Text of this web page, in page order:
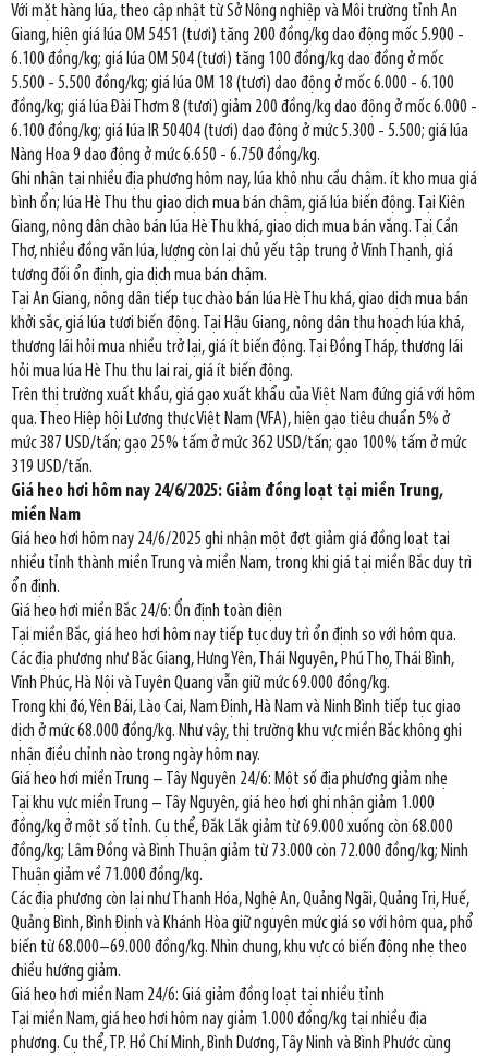
Với mặt hàng lúa, theo cập nhật từ Sở Nông nghiệp và Môi trường tỉnh An
Giang, hiện giá lúa OM 5451 (tươi) tăng 200 đồng/kg dao động mốc 5.900 -
6.100 đồng/kg; giá lúa OM 504 (tươi) tăng 100 đồng/kg dao đồng ở mốc
5.500 - 5.500 đồng/kg; giá lúa OM 18 (tươi) dao động ở mốc 6.000 - 6.100
đồng/kg; giá lúa Đài Thơm 8 (tươi) giảm 200 đồng/kg dao động ở mốc 6.000 -
6.100 đồng/kg; giá lúa IR 50404 (tươi) dao động ở mức 5.300 - 5.500; giá lúa
Nàng Hoa 9 dao động ở mức 6.650 - 6.750 đồng/kg.
Ghi nhận tại nhiều địa phương hôm nay, lúa khô nhu cầu chậm. ít kho mua giá
bình ổn; lúa Hè Thu thu giao dịch mua bán chậm, giá lúa biến động. Tại Kiên
Giang, nông dân chào bán lúa Hè Thu khá, giao dịch mua bán vắng. Tại Cần
Thơ, nhiều đồng vãn lúa, lượng còn lại chủ yếu tập trung ở Vĩnh Thạnh, giá
tương đối ổn định, gia dịch mua bán chậm.
Tại An Giang, nông dân tiếp tục chào bán lúa Hè Thu khá, giao dịch mua bán
khởi sắc, giá lúa tươi biến động. Tại Hậu Giang, nông dân thu hoạch lúa khá,
thương lái hỏi mua nhiều trở lại, giá ít biến động. Tại Đồng Tháp, thương lái
hỏi mua lúa Hè Thu thu lai rai, giá ít biến động.
Trên thị trường xuất khẩu, giá gạo xuất khẩu của Việt Nam đứng giá với hôm
qua. Theo Hiệp hội Lương thực Việt Nam (VFA), hiện gạo tiêu chuẩn 5% ở
mức 387 USD/tấn; gạo 25% tấm ở mức 362 USD/tấn; gạo 100% tấm ở mức
319 USD/tấn.
Giá heo hơi hôm nay 24/6/2025: Giảm đồng loạt tại miền Trung,
miền Nam
Giá heo hơi hôm nay 24/6/2025 ghi nhận một đợt giảm giá đồng loạt tại
nhiều tỉnh thành miền Trung và miền Nam, trong khi giá tại miền Bắc duy trì
ổn định.
Giá heo hơi miền Bắc 24/6: Ổn định toàn diện
Tại miền Bắc, giá heo hơi hôm nay tiếp tục duy trì ổn định so với hôm qua.
Các địa phương như Bắc Giang, Hưng Yên, Thái Nguyên, Phú Thọ, Thái Bình,
Vĩnh Phúc, Hà Nội và Tuyên Quang vẫn giữ mức 69.000 đồng/kg.
Trong khi đó, Yên Bái, Lào Cai, Nam Định, Hà Nam và Ninh Bình tiếp tục giao
dịch ở mức 68.000 đồng/kg. Như vậy, thị trường khu vực miền Bắc không ghi
nhận điều chỉnh nào trong ngày hôm nay.
Giá heo hơi miền Trung – Tây Nguyên 24/6: Một số địa phương giảm nhẹ
Tại khu vực miền Trung – Tây Nguyên, giá heo hơi ghi nhận giảm 1.000
đồng/kg ở một số tỉnh. Cụ thể, Đắk Lắk giảm từ 69.000 xuống còn 68.000
đồng/kg; Lâm Đồng và Bình Thuận giảm từ 73.000 còn 72.000 đồng/kg; Ninh
Thuận giảm về 71.000 đồng/kg.
Các địa phương còn lại như Thanh Hóa, Nghệ An, Quảng Ngãi, Quảng Trị, Huế,
Quảng Bình, Bình Định và Khánh Hòa giữ nguyên mức giá so với hôm qua, phổ
biến từ 68.000–69.000 đồng/kg. Nhìn chung, khu vực có biến động nhẹ theo
chiều hướng giảm.
Giá heo hơi miền Nam 24/6: Giá giảm đồng loạt tại nhiều tỉnh
Tại miền Nam, giá heo hơi hôm nay giảm 1.000 đồng/kg tại nhiều địa
phương. Cụ thể, TP. Hồ Chí Minh, Bình Dương, Tây Ninh và Bình Phước cùng